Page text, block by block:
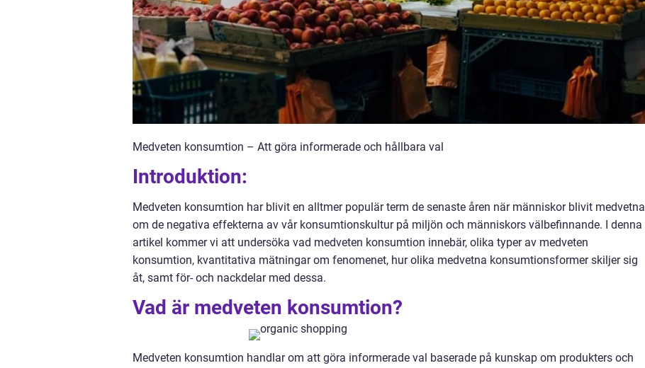
Medveten konsumtion – Att göra informerade och hållbara val
Introduktion:
Medveten konsumtion har blivit en alltmer populär term de senaste åren när människor blivit medvetna
om de negativa effekterna av vår konsumtionskultur på miljön och människors välbefinnande. I denna
artikel kommer vi att undersöka vad medveten konsumtion innebär, olika typer av medveten
konsumtion, kvantitativa mätningar om fenomenet, hur olika medvetna konsumtionsformer skiljer sig
åt, samt för- och nackdelar med dessa.
Vad är medveten konsumtion?
Medveten konsumtion handlar om att göra informerade val baserade på kunskap om produkters och